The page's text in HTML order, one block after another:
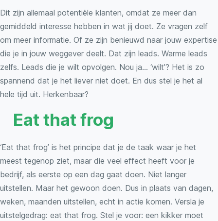
Dit zijn allemaal potentiële klanten, omdat ze meer dan
gemiddeld interesse hebben in wat jij doet. Ze vragen zelf
om meer informatie. Of ze zijn benieuwd naar jouw expertise
die je in jouw weggever deelt. Dat zijn leads. Warme leads
zelfs. Leads die je wilt opvolgen. Nou ja… ‘wilt’? Het is zo
spannend dat je het liever niet doet. En dus stel je het al
hele tijd uit. Herkenbaar?
Eat that frog
‘Eat that frog’ is het principe dat je de taak waar je het
meest tegenop ziet, maar die veel effect heeft voor je
bedrijf, als eerste op een dag gaat doen. Niet langer
uitstellen. Maar het gewoon doen. Dus in plaats van dagen,
weken, maanden uitstellen, echt in actie komen. Versla je
uitstelgedrag: eat that frog. Stel je voor: een kikker moet